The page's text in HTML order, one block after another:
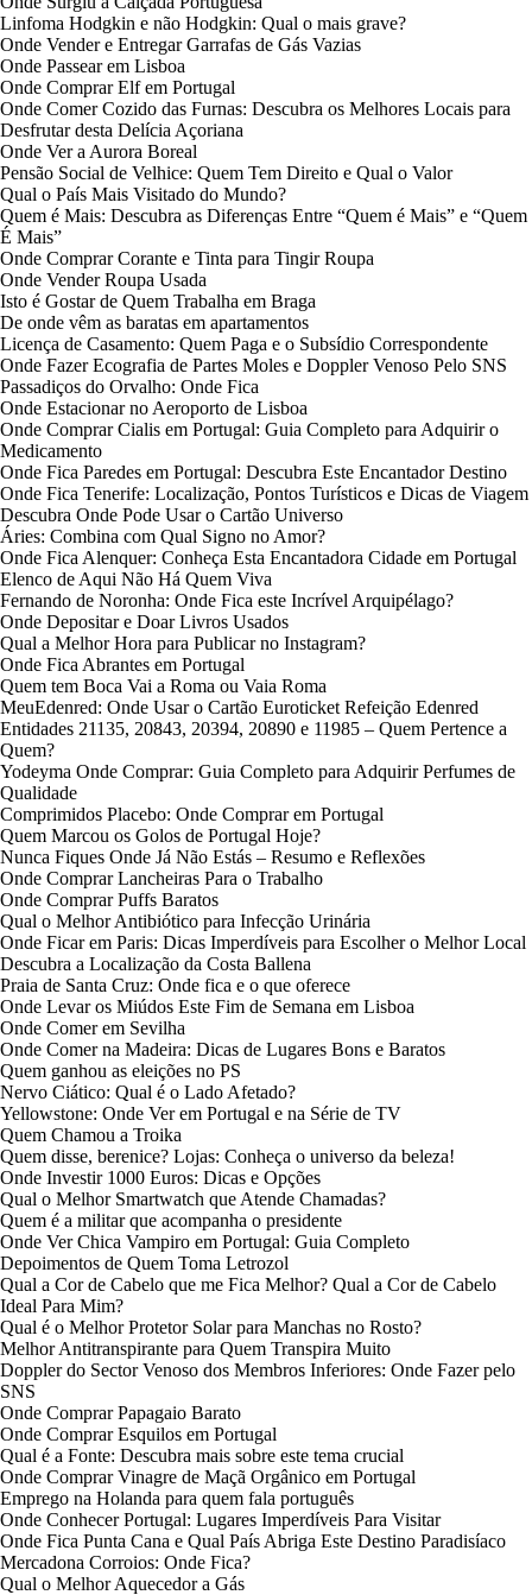
Linfoma Hodgkin e não Hodgkin: Qual o mais grave?
Onde Vender e Entregar Garrafas de Gás Vazias
Onde Passear em Lisboa
Onde Comprar Elf em Portugal
Onde Comer Cozido das Furnas: Descubra os Melhores Locais para
Desfrutar desta Delícia Açoriana
Onde Ver a Aurora Boreal
Pensão Social de Velhice: Quem Tem Direito e Qual o Valor
Qual o País Mais Visitado do Mundo?
Quem é Mais: Descubra as Diferenças Entre “Quem é Mais” e “Quem
É Mais”
Onde Comprar Corante e Tinta para Tingir Roupa
Onde Vender Roupa Usada
Isto é Gostar de Quem Trabalha em Braga
De onde vêm as baratas em apartamentos
Licença de Casamento: Quem Paga e o Subsídio Correspondente
Onde Fazer Ecografia de Partes Moles e Doppler Venoso Pelo SNS
Passadiços do Orvalho: Onde Fica
Onde Estacionar no Aeroporto de Lisboa
Onde Comprar Cialis em Portugal: Guia Completo para Adquirir o
Medicamento
Onde Fica Paredes em Portugal: Descubra Este Encantador Destino
Onde Fica Tenerife: Localização, Pontos Turísticos e Dicas de Viagem
Descubra Onde Pode Usar o Cartão Universo
Áries: Combina com Qual Signo no Amor?
Onde Fica Alenquer: Conheça Esta Encantadora Cidade em Portugal
Elenco de Aqui Não Há Quem Viva
Fernando de Noronha: Onde Fica este Incrível Arquipélago?
Onde Depositar e Doar Livros Usados
Qual a Melhor Hora para Publicar no Instagram?
Onde Fica Abrantes em Portugal
Quem tem Boca Vai a Roma ou Vaia Roma
MeuEdenred: Onde Usar o Cartão Euroticket Refeição Edenred
Entidades 21135, 20843, 20394, 20890 e 11985 – Quem Pertence a
Quem?
Yodeyma Onde Comprar: Guia Completo para Adquirir Perfumes de
Qualidade
Comprimidos Placebo: Onde Comprar em Portugal
Quem Marcou os Golos de Portugal Hoje?
Nunca Fiques Onde Já Não Estás – Resumo e Reflexões
Onde Comprar Lancheiras Para o Trabalho
Onde Comprar Puffs Baratos
Qual o Melhor Antibiótico para Infecção Urinária
Onde Ficar em Paris: Dicas Imperdíveis para Escolher o Melhor Local
Descubra a Localização da Costa Ballena
Praia de Santa Cruz: Onde fica e o que oferece
Onde Levar os Miúdos Este Fim de Semana em Lisboa
Onde Comer em Sevilha
Onde Comer na Madeira: Dicas de Lugares Bons e Baratos
Quem ganhou as eleições no PS
Nervo Ciático: Qual é o Lado Afetado?
Yellowstone: Onde Ver em Portugal e na Série de TV
Quem Chamou a Troika
Quem disse, berenice? Lojas: Conheça o universo da beleza!
Onde Investir 1000 Euros: Dicas e Opções
Qual o Melhor Smartwatch que Atende Chamadas?
Quem é a militar que acompanha o presidente
Onde Ver Chica Vampiro em Portugal: Guia Completo
Depoimentos de Quem Toma Letrozol
Qual a Cor de Cabelo que me Fica Melhor? Qual a Cor de Cabelo
Ideal Para Mim?
Qual é o Melhor Protetor Solar para Manchas no Rosto?
Melhor Antitranspirante para Quem Transpira Muito
Doppler do Sector Venoso dos Membros Inferiores: Onde Fazer pelo
SNS
Onde Comprar Papagaio Barato
Onde Comprar Esquilos em Portugal
Qual é a Fonte: Descubra mais sobre este tema crucial
Onde Comprar Vinagre de Maçã Orgânico em Portugal
Emprego na Holanda para quem fala português
Onde Conhecer Portugal: Lugares Imperdíveis Para Visitar
Onde Fica Punta Cana e Qual País Abriga Este Destino Paradisíaco
Mercadona Corroios: Onde Fica?
Qual o Melhor Aquecedor a Gás